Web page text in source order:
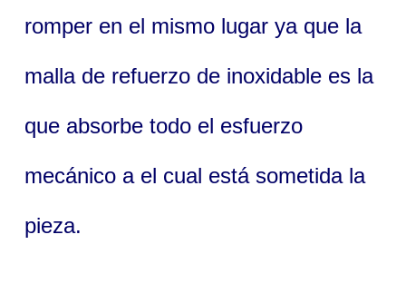
romper en el mismo lugar ya que la
malla de refuerzo de inoxidable es la
que absorbe todo el esfuerzo
mecánico a el cual está sometida la
pieza.